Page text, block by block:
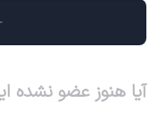
آیا هنوز عضو نشده